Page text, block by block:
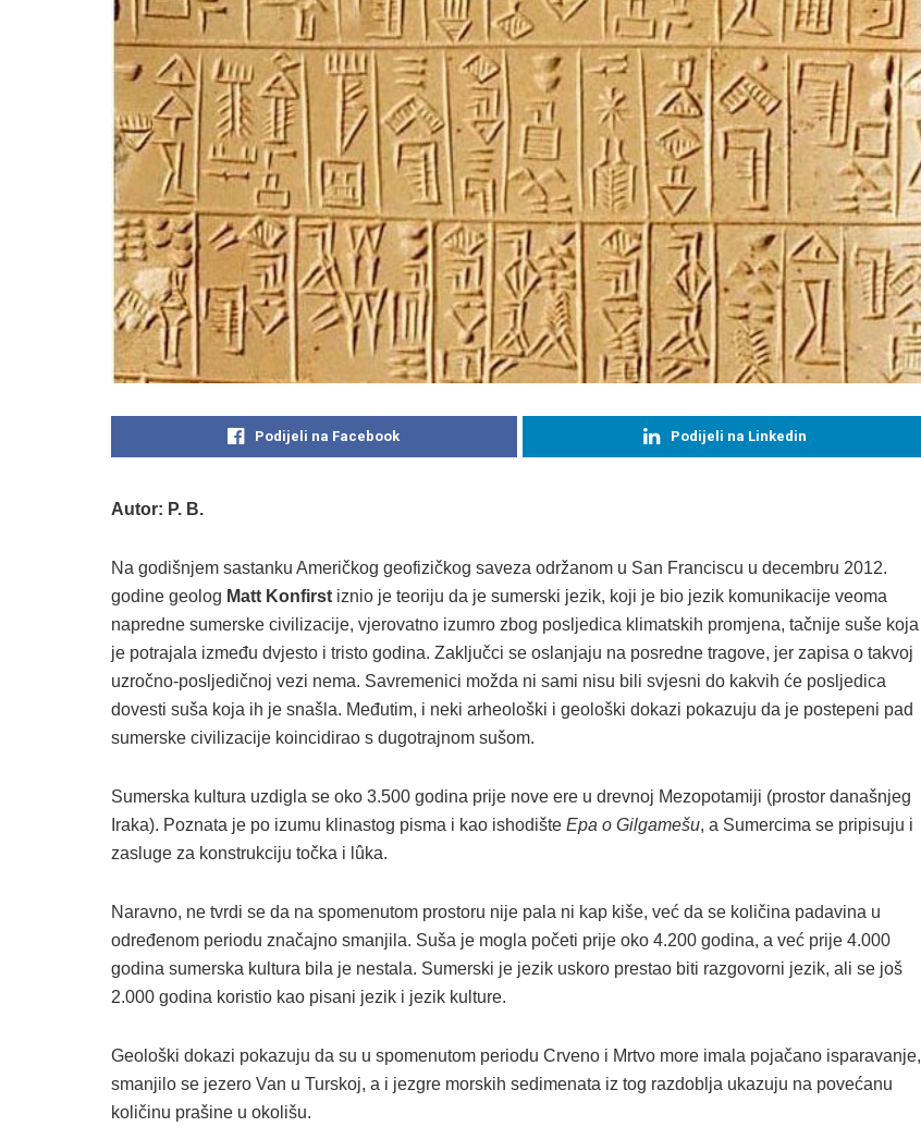
Podijeli na Facebook Podijeli na Linkedin
Autor: P. B.
Na godišnjem sastanku Američkog geofizičkog saveza održanom u San Franciscu u decembru 2012.
godine geolog Matt Konfirst iznio je teoriju da je sumerski jezik, koji je bio jezik komunikacije veoma
napredne sumerske civilizacije, vjerovatno izumro zbog posljedica klimatskih promjena, tačnije suše koja
je potrajala između dvjesto i tristo godina. Zaključci se oslanjaju na posredne tragove, jer zapisa o takvoj
uzročno-posljedičnoj vezi nema. Savremenici možda ni sami nisu bili svjesni do kakvih će posljedica
dovesti suša koja ih je snašla. Međutim, i neki arheološki i geološki dokazi pokazuju da je postepeni pad
sumerske civilizacije koincidirao s dugotrajnom sušom.
Sumerska kultura uzdigla se oko 3.500 godina prije nove ere u drevnoj Mezopotamiji (prostor današnjeg
Iraka). Poznata je po izumu klinastog pisma i kao ishodište Epa o Gilgamešu, a Sumercima se pripisuju i
zasluge za konstrukciju točka i lûka.
Naravno, ne tvrdi se da na spomenutom prostoru nije pala ni kap kiše, već da se količina padavina u
određenom periodu značajno smanjila. Suša je mogla početi prije oko 4.200 godina, a već prije 4.000
godina sumerska kultura bila je nestala. Sumerski je jezik uskoro prestao biti razgovorni jezik, ali se još
2.000 godina koristio kao pisani jezik i jezik kulture.
Geološki dokazi pokazuju da su u spomenutom periodu Crveno i Mrtvo more imala pojačano isparavanje,
smanjilo se jezero Van u Turskoj, a i jezgre morskih sedimenata iz tog razdoblja ukazuju na povećanu
količinu prašine u okolišu.